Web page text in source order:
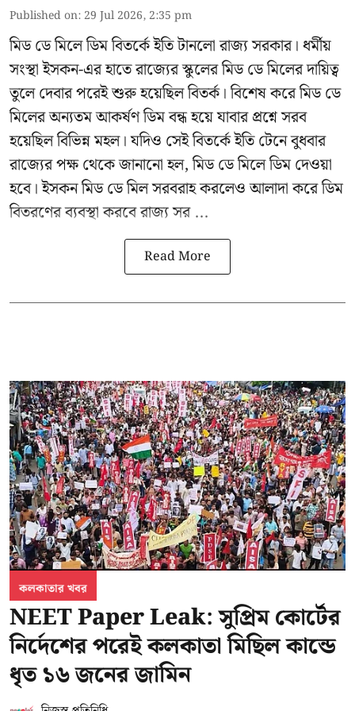
Published on: 29 Jul 2026, 2:35 pm
মিড ডে মিলে ডিম বিতর্কে ইতি টানলো রাজ্য সরকার। ধর্মীয়
সংস্থা ইসকন-এর হাতে রাজ্যের স্কুলের মিড ডে মিলের দায়িত্ব
তুলে দেবার পরেই শুরু হয়েছিল বিতর্ক। বিশেষ করে মিড ডে
মিলের অন্যতম আকর্ষণ ডিম বন্ধ হয়ে যাবার প্রশ্নে সরব
হয়েছিল বিভিন্ন মহল। যদিও সেই বিতর্কে ইতি টেনে বুধবার
রাজ্যের পক্ষ থেকে জানানো হল, মিড ডে মিলে ডিম দেওয়া
হবে। ইসকন মিড ডে মিল সরবরাহ করলেও আলাদা করে ডিম
বিতরণের ব্যবস্থা করবে রাজ্য সর ...
Read More
কলকাতার খবর
NEET Paper Leak: সুপ্রিম কোর্টের
নির্দেশের পরেই কলকাতা মিছিল কান্ডে
ধৃত ১৬ জনের জামিন